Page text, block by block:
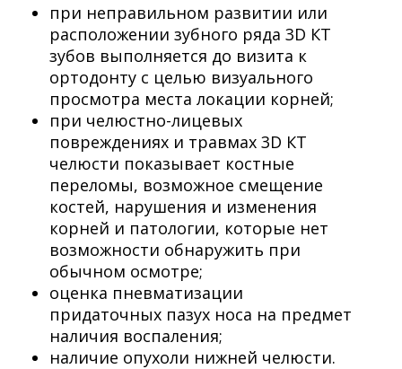
при неправильном развитии или
расположении зубного ряда 3D КТ
зубов выполняется до визита к
ортодонту с целью визуального
просмотра места локации корней;
при челюстно-лицевых
повреждениях и травмах 3D КТ
челюсти показывает костные
переломы, возможное смещение
костей, нарушения и изменения
корней и патологии, которые нет
возможности обнаружить при
обычном осмотре;
оценка пневматизации
придаточных пазух носа на предмет
наличия воспаления;
наличие опухоли нижней челюсти.